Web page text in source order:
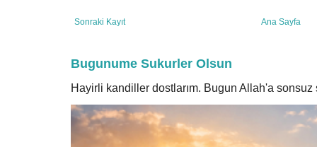
Sonraki Kayıt Ana Sayfa
Bugunume Sukurler Olsun
Hayirli kandiller dostlarım. Bugun Allah'a